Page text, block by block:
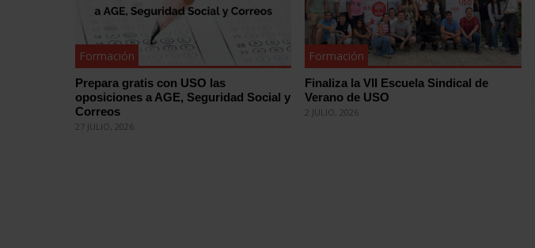
Formación
Prepara gratis con USO las
oposiciones a AGE, Seguridad Social y
Correos
27 JULIO, 2026
Formación
Finaliza la VII Escuela Sindical de
Verano de USO
2 JULIO, 2026